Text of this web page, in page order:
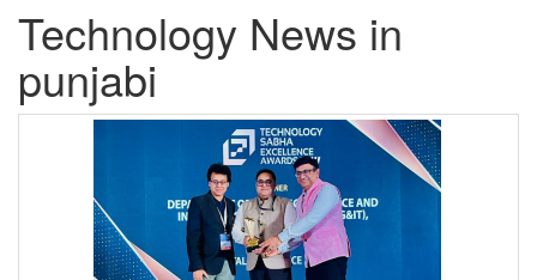
Technology News in
punjabi